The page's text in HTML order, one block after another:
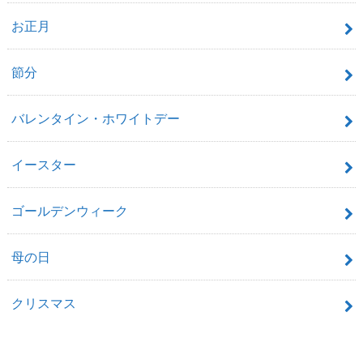
お正月
節分
バレンタイン・ホワイトデー
イースター
ゴールデンウィーク
母の日
クリスマス